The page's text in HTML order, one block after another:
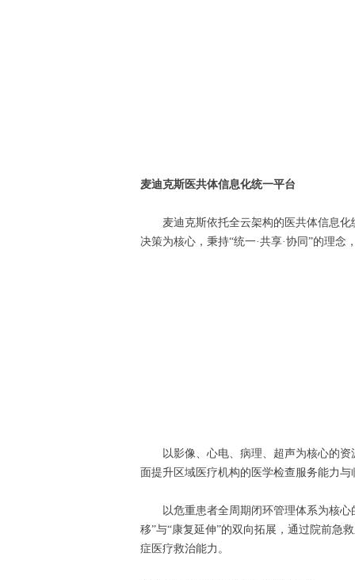
麦迪克斯医共体信息化统一平台
麦迪克斯依托全云架构的医共体信息
决策为核心，秉持“统一·共享·协同”的理
以影像、心电、病理、超声为核心的
面提升区域医疗机构的医学检查服务能力
以危重患者全周期闭环管理体系为核
移”与“康复延伸”的双向拓展，通过院前急
症医疗救治能力。